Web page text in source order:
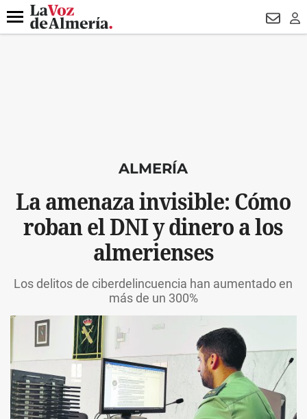
DESTACADO CONDENADOS
Menú
ALMERÍA
La amenaza invisible: Cómo
roban el DNI y dinero a los
almerienses
Los delitos de ciberdelincuencia han aumentado en
más de un 300%